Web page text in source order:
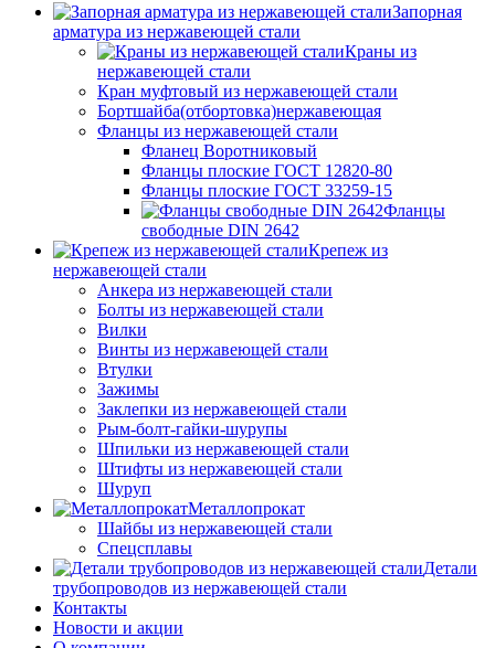
Запорная
арматура из нержавеющей стали
Краны из
нержавеющей стали
Кран муфтовый из нержавеющей стали
Бортшайба(отбортовка)нержавеющая
Фланцы из нержавеющей стали
Фланец Воротниковый
Фланцы плоские ГОСТ 12820-80
Фланцы плоские ГОСТ 33259-15
Фланцы
свободные DIN 2642
Крепеж из
нержавеющей стали
Анкера из нержавеющей стали
Болты из нержавеющей стали
Вилки
Винты из нержавеющей стали
Втулки
Зажимы
Заклепки из нержавеющей стали
Рым-болт-гайки-шурупы
Шпильки из нержавеющей стали
Штифты из нержавеющей стали
Шуруп
Металлопрокат
Шайбы из нержавеющей стали
Спецсплавы
Детали
трубопроводов из нержавеющей стали
Контакты
Новости и акции